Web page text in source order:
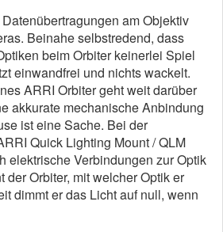
am Objektiv
Beinahe selbstredend, dass
beim Orbiter keinerlei Spiel
einwandfrei und nichts wackelt.
ARRI Orbiter geht weit darüber
akkurate mechanische Anbindung
ist eine Sache. Bei der
Quick Lighting Mount / QLM
elektrische Verbindungen zur Optik
der Orbiter, mit welcher Optik er
dimmt er das Licht auf null, wenn